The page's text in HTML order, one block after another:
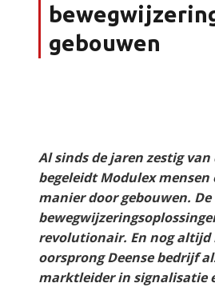
gebouwen
Al sinds de jaren zestig van
begeleidt Modulex mensen
manier door gebouwen.
revolutionair. En nog altijd
oorsprong Deense bedrijf
marktleider in signalisatie